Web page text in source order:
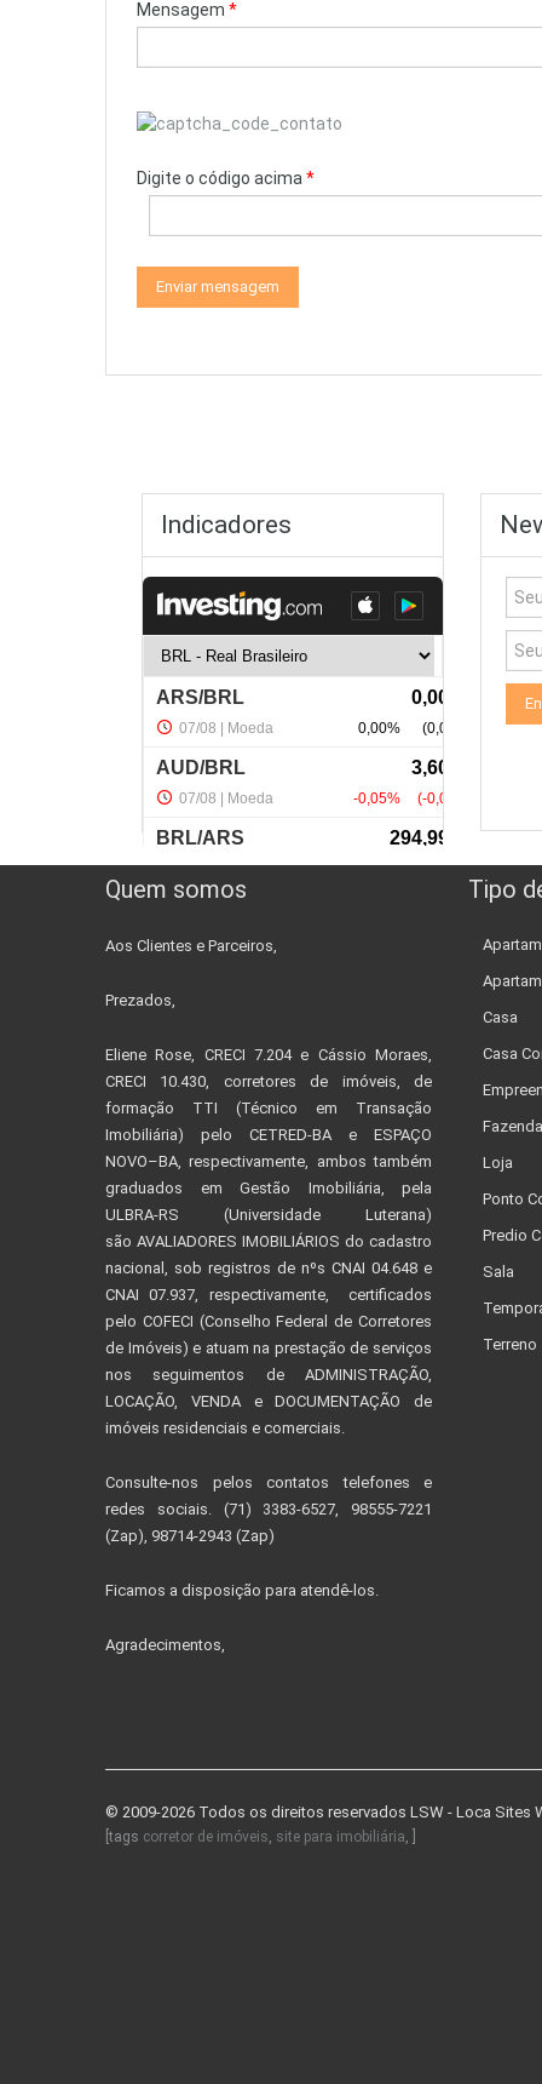
Mensagem *
Digite o código acima *
Indicadores
Quem somos
Aos Clientes e Parceiros,
Prezados,
Eliene Rose, CRECI 7.204 e Cássio Moraes,
CRECI 10.430, corretores de imóveis, de
formação TTI (Técnico em Transação
Imobiliária) pelo CETRED-BA e ESPAÇO
NOVO–BA, respectivamente, ambos também
graduados em Gestão Imobiliária, pela
ULBRA-RS (Universidade Luterana)
são AVALIADORES IMOBILIÁRIOS do cadastro
nacional, sob registros de nºs CNAI 04.648 e
CNAI 07.937, respectivamente, certificados
pelo COFECI (Conselho Federal de Corretores
de Imóveis) e atuam na prestação de serviços
nos seguimentos de ADMINISTRAÇÃO,
LOCAÇÃO, VENDA e DOCUMENTAÇÃO de
imóveis residenciais e comerciais.
Consulte-nos pelos contatos telefones e
redes sociais. (71) 3383-6527, 98555-7221
(Zap), 98714-2943 (Zap)
Ficamos a disposição para atendê-los.
Agradecimentos,
Tipo
Casa
Casa
Fazenda
Loja
Ponto
Predio
Sala
Terreno
© 2009-2026 Todos os direitos reservados LSW - Loca Sites
[tags corretor de imóveis, site para imobiliária, ]